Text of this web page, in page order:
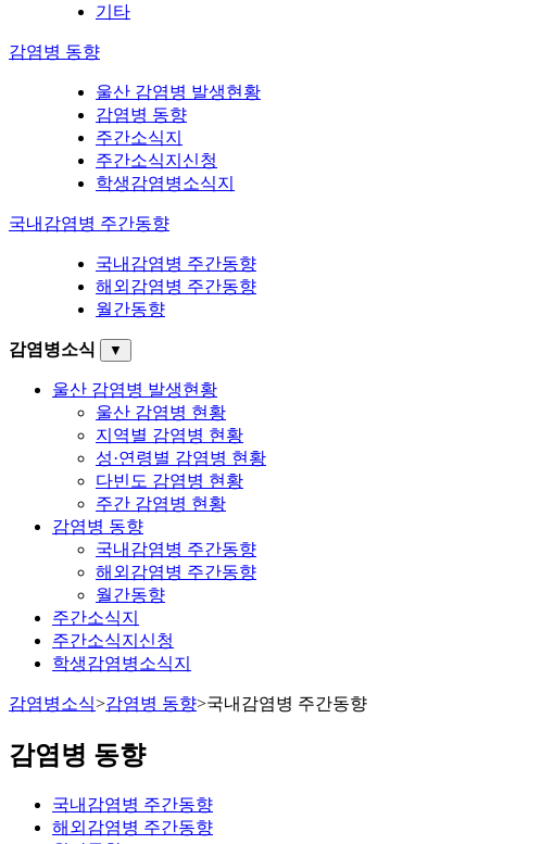
기타
감염병 동향
울산 감염병 발생현황
감염병 동향
주간소식지
주간소식지신청
학생감염병소식지
국내감염병 주간동향
국내감염병 주간동향
해외감염병 주간동향
월간동향
감염병소식 ▼
울산 감염병 발생현황
울산 감염병 현황
지역별 감염병 현황
성·연령별 감염병 현황
다빈도 감염병 현황
주간 감염병 현황
감염병 동향
국내감염병 주간동향
해외감염병 주간동향
월간동향
주간소식지
주간소식지신청
학생감염병소식지
감염병소식>감염병 동향>국내감염병 주간동향
감염병 동향
국내감염병 주간동향
해외감염병 주간동향